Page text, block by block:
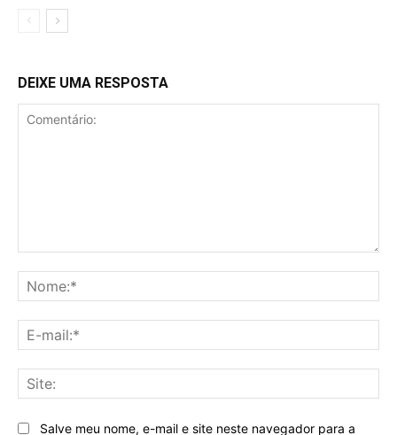
DEIXE UMA RESPOSTA
Salve meu nome, e-mail e site neste navegador para a